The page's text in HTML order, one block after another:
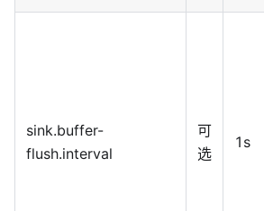
sink.buffer-
flush.interval
可
选
1s